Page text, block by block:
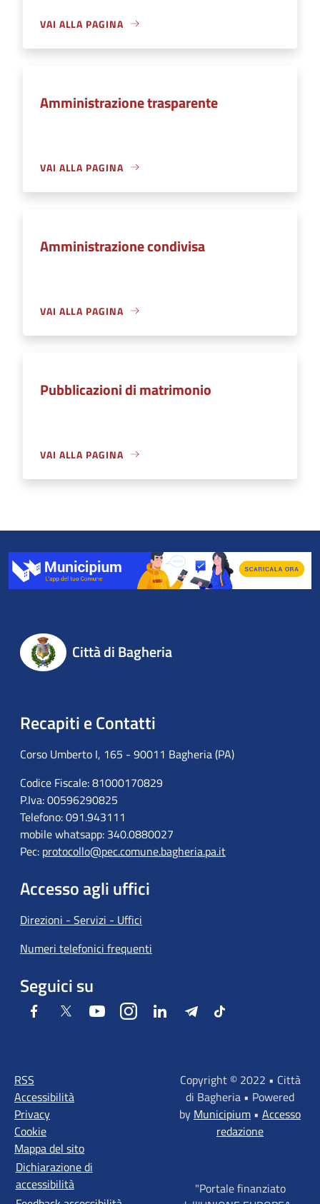
VAI ALLA PAGINA
Amministrazione trasparente
VAI ALLA PAGINA
Amministrazione condivisa
VAI ALLA PAGINA
Pubblicazioni di matrimonio
VAI ALLA PAGINA
Città di Bagheria
Recapiti e Contatti
Corso Umberto I, 165 - 90011 Bagheria (PA)
Codice Fiscale: 81000170829
P.Iva: 00596290825
Telefono: 091.943111
mobile whatsapp: 340.0880027
Pec: protocollo@pec.comune.bagheria.pa.it
Accesso agli uffici
Direzioni - Servizi - Uffici
Numeri telefonici frequenti
Seguici su
Facebook Twitter YoutubeInstagramLinkedIn TelegramTiktok
RSS
Accessibilità
Privacy
Cookie
Mappa del sito
Dichiarazione di
accessibilità
Copyright © 2022 • Città
di Bagheria • Powered
by Municipium • Accesso
redazione
"Portale finanziato